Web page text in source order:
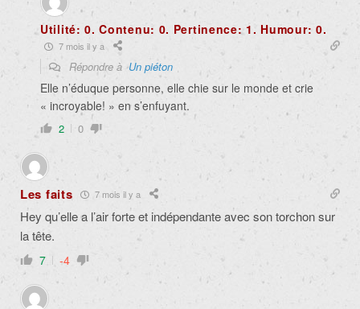
Utilité: 0. Contenu: 0. Pertinence: 1. Humour: 0.
7 mois il y a
Répondre àUn piéton
Elle n’éduque personne, elle chie sur le monde et crie
« incroyable! » en s’enfuyant.
2 0
Les faits 7 mois il y a
Hey qu’elle a l’air forte et indépendante avec son torchon sur
la tête.
7 -4